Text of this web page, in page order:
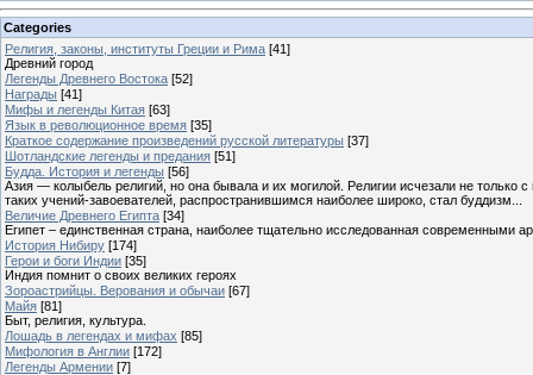
Categories
Религия, законы, институты Греции и Рима [41]
Древний город
Легенды Древнего Востока [52]
Награды [41]
Мифы и легенды Китая [63]
Язык в революционное время [35]
Краткое содержание произведений русской литературы [37]
Шотландские легенды и предания [51]
Будда. История и легенды [56]
Азия — колыбель религий, но она бывала и их могилой. Религии исчезали не
таких учений-завоевателей, распространившимся наиболее широко, стал буддизм...
Величие Древнего Египта [34]
Египет – единственная страна, наиболее тщательно исследованная современными
История Нибиру [174]
Герои и боги Индии [35]
Индия помнит о своих великих героях
Зороастрийцы. Верования и обычаи [67]
Майя [81]
Быт, религия, культура.
Лошадь в легендах и мифах [85]
Мифология в Англии [172]
Легенды Армении [7]